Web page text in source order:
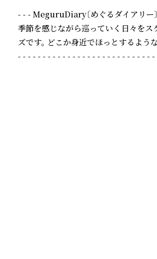
- - - MeguruDiary〔めぐるダイアリー
季節を感じながら巡っていく日々をス
ズです。 どこか身近でほっとするよう
- - - - - - - - - - - - - - - - - - - - - - - - - - -